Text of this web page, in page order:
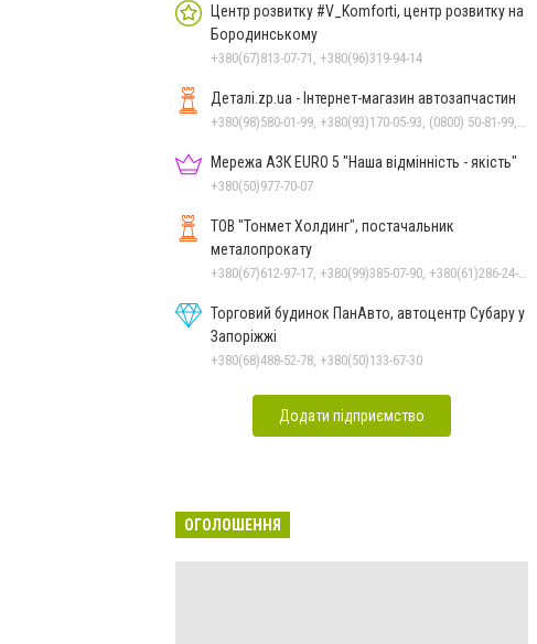
Центр розвитку #V_Komforti, центр розвитку на
Бородинському
+380(67)813-07-71, +380(96)319-94-14
Деталі.zp.ua - Інтернет-магазин автозапчастин
Мережа АЗК EURO 5 "Наша відмінність - якість"
+380(50)977-70-07
ТОВ "Тонмет Холдинг", постачальник
металопрокату
Торговий будинок ПанАвто, автоцентр Субару у
Запоріжжі
+380(68)488-52-78, +380(50)133-67-30
Додати підприємство
ОГОЛОШЕННЯ